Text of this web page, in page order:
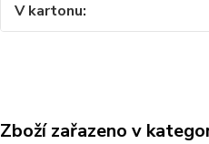
V kartonu
Zboží zařazeno v